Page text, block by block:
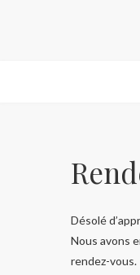
Désolé
Nous avons
rendez-vous.